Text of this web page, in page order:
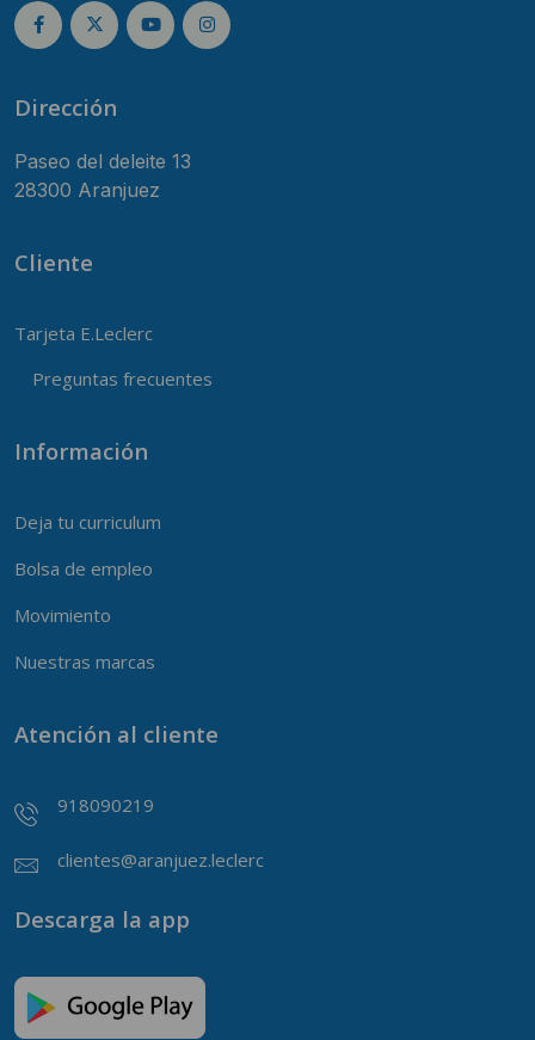
Dirección
Paseo del deleite 13
28300 Aranjuez
Cliente
Tarjeta E.Leclerc
Preguntas frecuentes
Información
Deja tu curriculum
Bolsa de empleo
Movimiento
Nuestras marcas
Atención al cliente
918090219
clientes@aranjuez.leclerc
Descarga la app